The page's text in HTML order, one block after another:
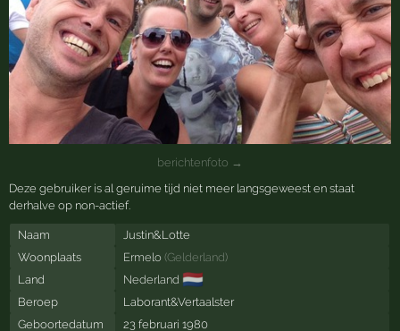
berichtenfoto →
Deze gebruiker is al geruime tijd niet meer langsgeweest en staat
derhalve op non-actief.
Naam
Justin&Lotte
Woonplaats
Ermelo (Gelderland)
Land
Nederland 🇳🇱
Beroep
Laborant&Vertaalster
Geboortedatum
23 februari 1980